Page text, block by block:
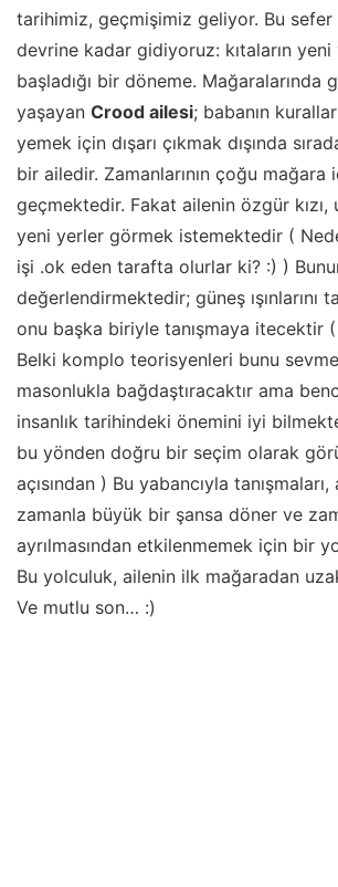
tarihimiz, geçmişimiz geliyor. Bu sefer
devrine kadar gidiyoruz: kıtaların
başladığı bir döneme. Mağaralarında
yaşayan Crood ailesi; babanın
yemek için dışarı çıkmak dışında
bir ailedir. Zamanlarının çoğu mağara
geçmektedir. Fakat ailenin özgür
yeni yerler görmek istemektedir (
işi .ok eden tarafta olurlar ki? :) )
değerlendirmektedir; güneş ışınlarını
onu başka biriyle tanışmaya itecektir
Belki komplo teorisyenleri bunu
masonlukla bağdaştıracaktır ama
insanlık tarihindeki önemini iyi
bu yönden doğru bir seçim olarak
açısından ) Bu yabancıyla tanışmaları,
zamanla büyük bir şansa döner ve
ayrılmasından etkilenmemek için bir
Bu yolculuk, ailenin ilk mağaradan
Ve mutlu son… :)